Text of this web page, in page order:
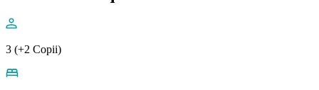
3 (+2 Copii)